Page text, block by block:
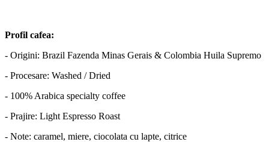
Profil cafea:
- Origini: Brazil Fazenda Minas Gerais & Colombia Huila Supremo
- Procesare: Washed / Dried
- 100% Arabica specialty coffee
- Prajire: Light Espresso Roast
- Note: caramel, miere, ciocolata cu lapte, citrice